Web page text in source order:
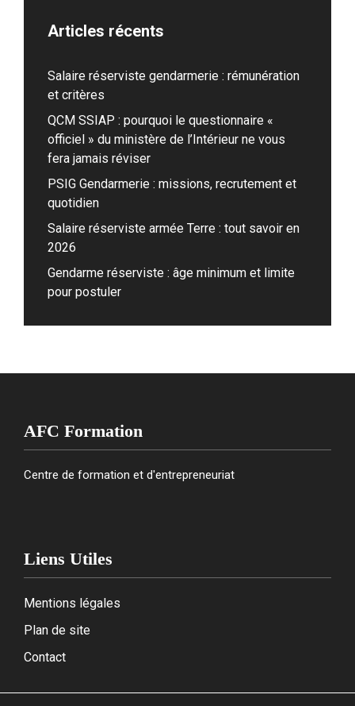
Articles récents
Salaire réserviste gendarmerie : rémunération
et critères
QCM SSIAP : pourquoi le questionnaire «
officiel » du ministère de l’Intérieur ne vous
fera jamais réviser
PSIG Gendarmerie : missions, recrutement et
quotidien
Salaire réserviste armée Terre : tout savoir en
2026
Gendarme réserviste : âge minimum et limite
pour postuler
AFC Formation
Centre de formation et d'entrepreneuriat
Liens Utiles
Mentions légales
Plan de site
Contact